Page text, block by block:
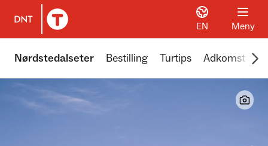
Til DNT.no forside
EN Meny
Nørdstedalseter Bestilling Turtips Adkomst